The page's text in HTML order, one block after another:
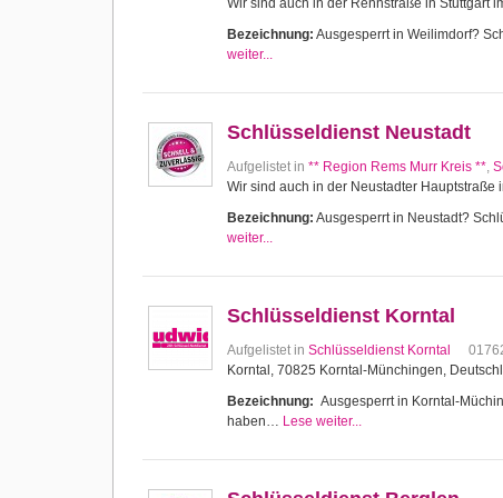
Wir sind auch in der Rennstraße in Stuttgart
Bezeichnung: Ausgesperrt in Weilimdorf?
weiter...
Schlüsseldienst Neustadt
Aufgelistet in ** Region Rems Murr Kreis **,
Wir sind auch in der Neustadter Hauptstraße
Bezeichnung: Ausgesperrt in Neustadt?
weiter...
Schlüsseldienst Korntal
Aufgelistet in Schlüsseldienst Korntal
Korntal, 70825 Korntal-Münchingen,
Bezeichnung: Ausgesperrt in Korntal-
haben… Lese weiter...